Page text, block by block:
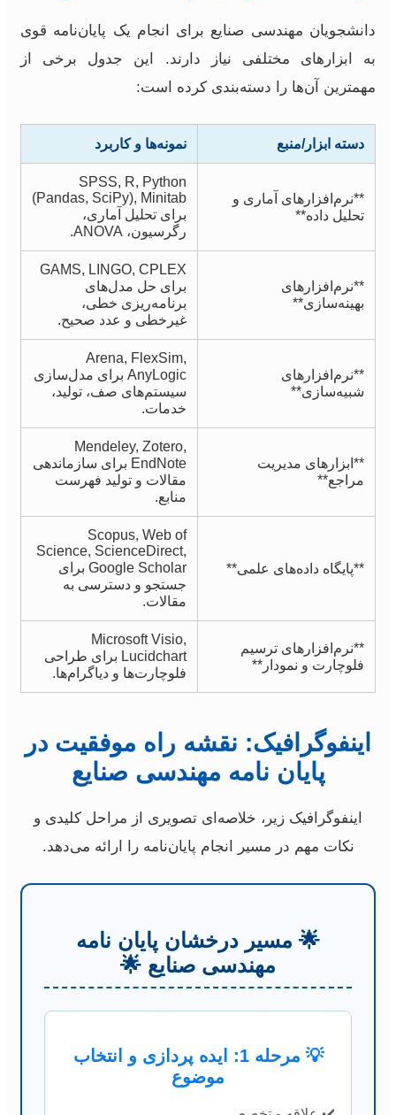
دانشجویان مهندسی صنایع برای انجام یک پایان‌نامه قوی
به ابزارهای مختلفی نیاز دارند. این جدول برخی از
مهمترین آن‌ها را دسته‌بندی کرده است:
دسته ابزار/منبع نمونه‌ها و کاربرد
**نرم‌افزارهای آماری و
تحلیل داده**
SPSS, R, Python
(Pandas, SciPy), Minitab
برای تحلیل آماری،
رگرسیون، ANOVA.
**نرم‌افزارهای
بهینه‌سازی**
GAMS, LINGO, CPLEX
برای حل مدل‌های
برنامه‌ریزی خطی،
غیرخطی و عدد صحیح.
**نرم‌افزارهای
شبیه‌سازی**
Arena, FlexSim,
AnyLogic برای مدل‌سازی
سیستم‌های صف، تولید،
خدمات.
**ابزارهای مدیریت
مراجع**
Mendeley, Zotero,
EndNote برای سازماندهی
مقالات و تولید فهرست
منابع.
**پایگاه داده‌های علمی**
Scopus, Web of
Science, ScienceDirect,
Google Scholar برای
جستجو و دسترسی به
مقالات.
**نرم‌افزارهای ترسیم
فلوچارت و نمودار**
Microsoft Visio,
Lucidchart برای طراحی
فلوچارت‌ها و دیاگرام‌ها.
اینفوگرافیک: نقشه راه موفقیت در
پایان نامه مهندسی صنایع
اینفوگرافیک زیر، خلاصه‌ای تصویری از مراحل کلیدی و
نکات مهم در مسیر انجام پایان‌نامه را ارائه می‌دهد.
🌟 مسیر درخشان پایان نامه
مهندسی صنایع 🌟
💡 مرحله 1: ایده پردازی و انتخاب
موضوع